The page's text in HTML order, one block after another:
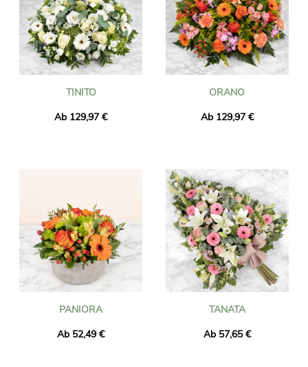
TINITO
Ab 129,97 €
ORANO
Ab 129,97 €
PANIORA
Ab 52,49 €
TANATA
Ab 57,65 €